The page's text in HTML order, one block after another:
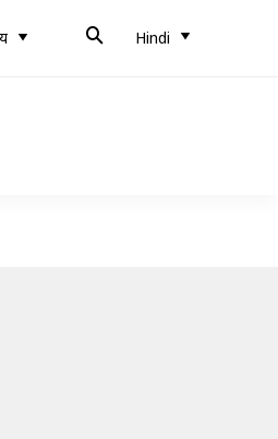
Hindi